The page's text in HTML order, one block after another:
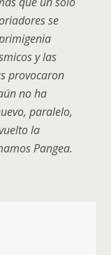
se
y las
provocaron
no ha
paralelo,
la
Pangea.